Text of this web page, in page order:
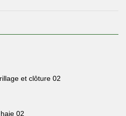
et clôture 02
02